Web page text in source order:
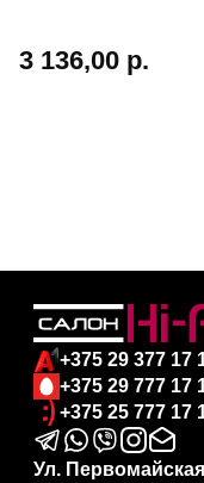
3 136,00 р.
+375 29 377 17
+375 29 777 17
+375 25 777 17
Ул.